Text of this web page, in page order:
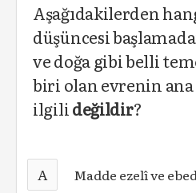
Aşağıdakilerden
düşüncesi
ve doğa gibi belli
biri olan evrenin
ilgilideğildir?
A Madde ezelî ve